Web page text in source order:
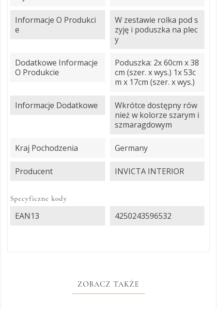
Informacje O Produkci
E
W zestawie rolka pod s
zyję i poduszka na plec
y
Dodatkowe Informacje
O Produkcie
Poduszka: 2x 60cm x 38
cm (szer. x wys.) 1x 53c
m x 17cm (szer. x wys.)
Informacje Dodatkowe
Wkrótce dostępny rów
nież w kolorze szarym i
szmaragdowym
Kraj Pochodzenia Germany
Producent INVICTA INTERIOR
Specyficzne kody
EAN13 4250243596532
ZOBACZ TAKŻE